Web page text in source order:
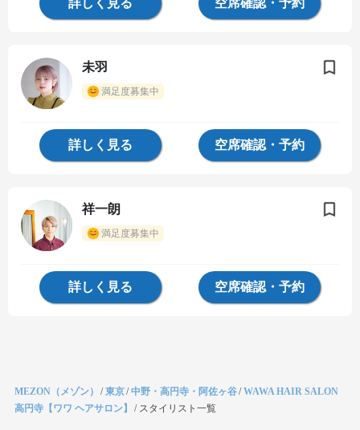
詳しく見る 空席確認・予約
未羽
満足度募集中
詳しく見る 空席確認・予約
祥一朗
満足度募集中
詳しく見る 空席確認・予約
MEZON（メゾン） /東京/中野・高円寺・阿佐ヶ谷/WAWA HAIR SALON
高円寺【ワワ ヘアサロン】
/ スタイリスト一覧